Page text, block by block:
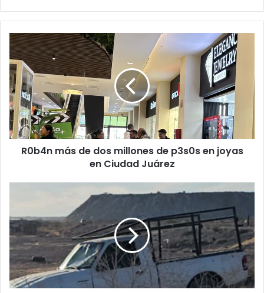
R0b4n
más
de
dos
millones
de
p3s0s
en
joyas
R0b4n más de dos millones de p3s0s en joyas
en Ciudad Juárez
un
n1ñ0
de
12
sin
vida